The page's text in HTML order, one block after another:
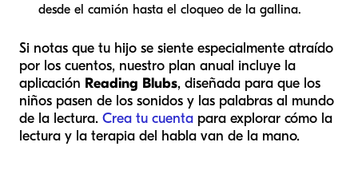
desde el camión hasta el cloqueo de la gallina.
Si notas que tu hijo se siente especialmente atraído
por los cuentos, nuestro plan anual incluye la
aplicación Reading Blubs, diseñada para que los
niños pasen de los sonidos y las palabras al mundo
de la lectura. Crea tu cuenta para explorar cómo la
lectura y la terapia del habla van de la mano.